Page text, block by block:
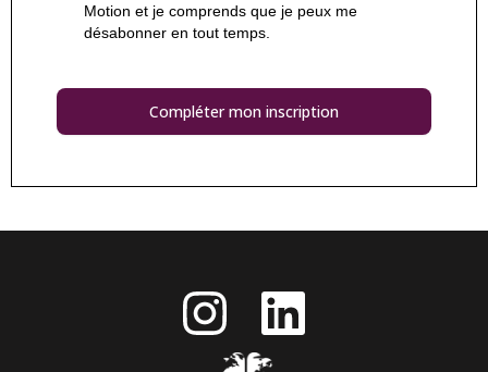
Motion et je comprends que je peux me
désabonner en tout temps.
Compléter mon inscription